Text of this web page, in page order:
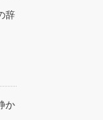
辞
か